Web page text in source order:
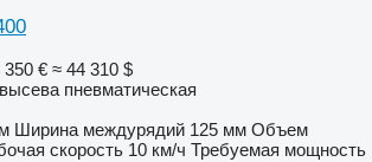
350 € ≈ 44 310 $
пневматическая
Ширина междурядий 125 мм Объем
скорость 10 км/ч Требуемая мощность